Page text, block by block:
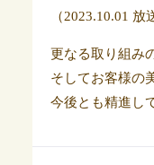
（2023.10.01 放
更なる取り組み
そしてお客様の
今後とも精進し